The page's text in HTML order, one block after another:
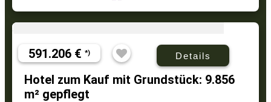
591.206 € *) Details
Hotel zum Kauf mit Grundstück: 9.856
m² gepflegt